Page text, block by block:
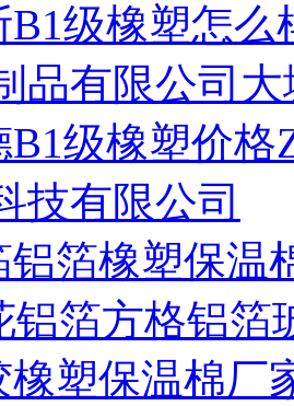
B1级橡塑怎
品有限公司
B1级橡塑价
技有限公司
铝箔橡塑保温
铝箔方格铝箔
橡塑保温棉厂